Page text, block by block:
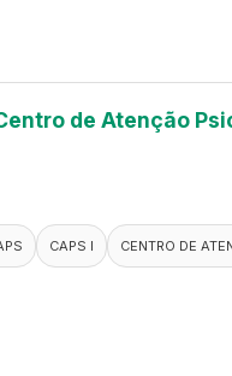
de Atenção
CAPS I CENTRO DE